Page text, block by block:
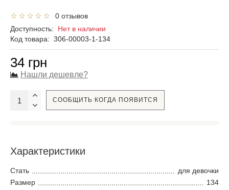
0 отзывов
Доступность: Нет в наличии
Код товара: 306-00003-1-134
34 грн
Нашли дешевле?
СООБЩИТЬ КОГДА ПОЯВИТСЯ
Характеристики
Стать
для девочки
Размер
134